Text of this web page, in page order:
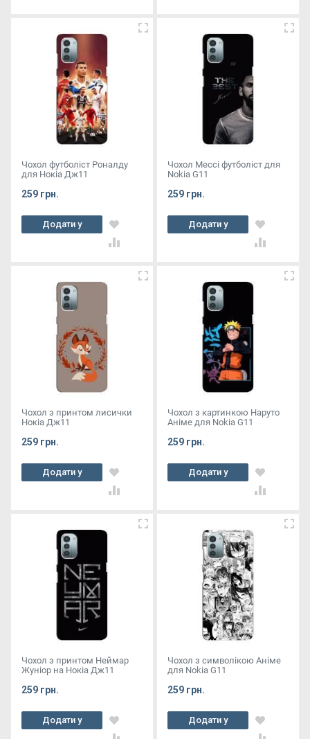
Чохол футболіст Роналду
для Нокіа Дж11
259 грн.
Додати у
кошик
Чохол Мессі футболіст для
Nokia G11
259 грн.
Додати у
кошик
Чохол з принтом лисички
Нокіа Дж11
259 грн.
Додати у
кошик
Чохол з картинкою Наруто
Аніме для Nokia G11
259 грн.
Додати у
кошик
Чохол з принтом Неймар
Жуніор на Нокіа Дж11
259 грн.
Додати у
кошик
Чохол з символікою Аніме
для Nokia G11
259 грн.
Додати у
кошик